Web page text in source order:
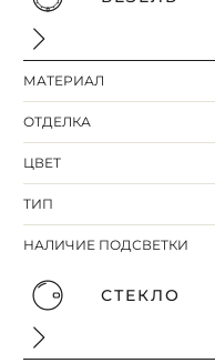
МАТЕРИАЛ
ОТДЕЛКА
ЦВЕТ
ТИП
НАЛИЧИЕ ПОДСВЕТКИ
СТЕКЛО